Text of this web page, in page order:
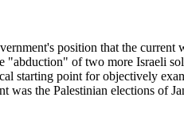
position that the
of two more Israeli
starting point for objectively
the Palestinian elections of